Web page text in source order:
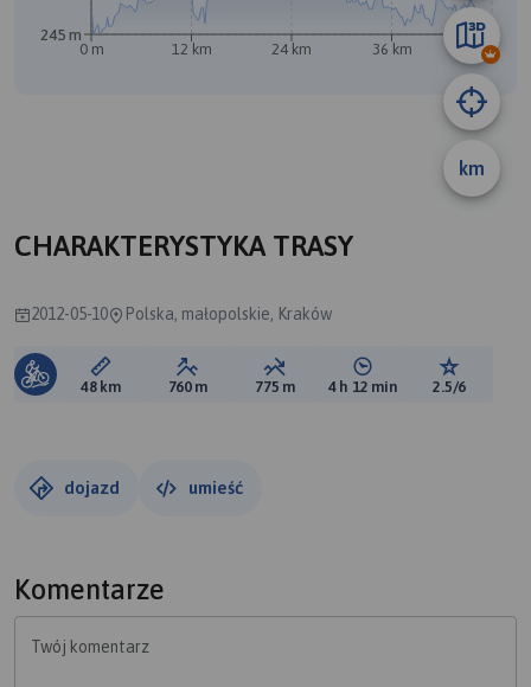
km
0 m 12 km 24 km 36 km 48 km
245 m
CHARAKTERYSTYKA TRASY
2012-05-10 Polska, małopolskie, Kraków
Długość trasy:
48 km Suma przewyższeń:
760 m Suma spadków:
775 m Średni czas potrzebny
4 h 12 min Ocena
2.5/6
dojazd umieść
Komentarze
Twój komentarz